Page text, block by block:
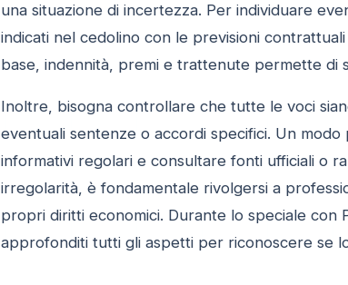
una situazione di incertezza. Per individuare
indicati nel cedolino con le previsioni
base, indennità, premi e trattenute permette di
Inoltre, bisogna controllare che tutte le voci
eventuali sentenze o accordi specifici. Un
informativi regolari e consultare fonti ufficiali o
irregolarità, è fondamentale rivolgersi a
propri diritti economici. Durante lo speciale con
approfonditi tutti gli aspetti per riconoscere se